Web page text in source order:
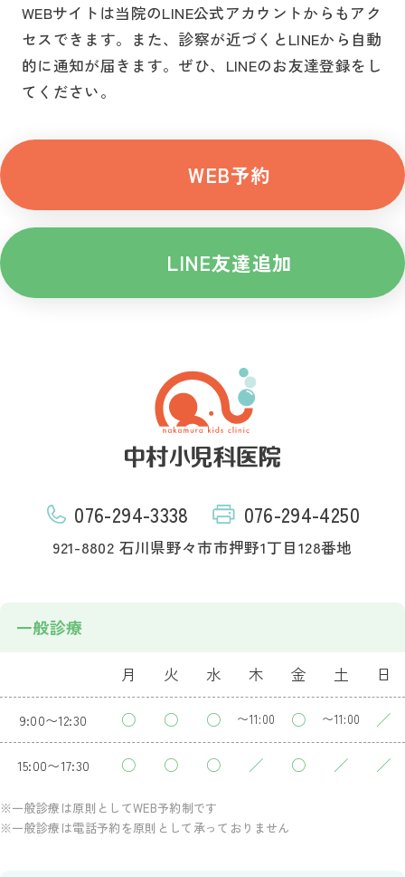
WEBサイトは当院のLINE公式アカウントからもアク
セスできます。 また、診察が近づくとLINEから自動
的に通知が届きます。 ぜひ、LINEのお友達登録をし
てください。
WEB予約
LINE友達追加
076-294-3338 076-294-4250
921-8802 石川県野々市市押野1丁目128番地
一般診療
月 火 水 木 金 土 日
9:00〜12:30 ○ ○ ○ 〜11:00 ○ 〜11:00 ／
15:00〜17:30 ○ ○ ○ ／ ○ ／ ／
※一般診療は原則としてWEB予約制です
※一般診療は電話予約を原則として承っておりません